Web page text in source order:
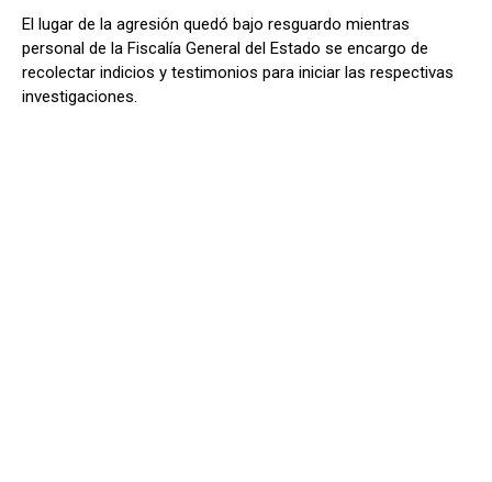
El lugar de la agresión quedó bajo resguardo mientras
personal de la Fiscalía General del Estado se encargo de
recolectar indicios y testimonios para iniciar las respectivas
investigaciones.